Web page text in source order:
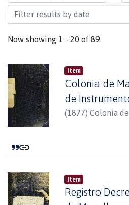
Now showing 1 - 20 of 89
Item
Colonia de
de
(1877) Colonia
Item
Registro